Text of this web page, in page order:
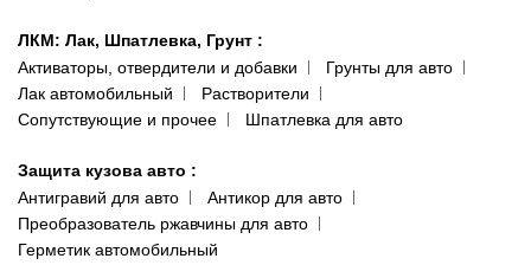
ЛКМ: Лак, Шпатлевка, Грунт :
Активаторы, отвердители и добавки
Грунты для авто
Лак автомобильный
Растворители
Сопутствующие и прочее
Шпатлевка для авто
Защита кузова авто :
Антигравий для авто
Антикор для авто
Преобразователь ржавчины для авто
Герметик автомобильный